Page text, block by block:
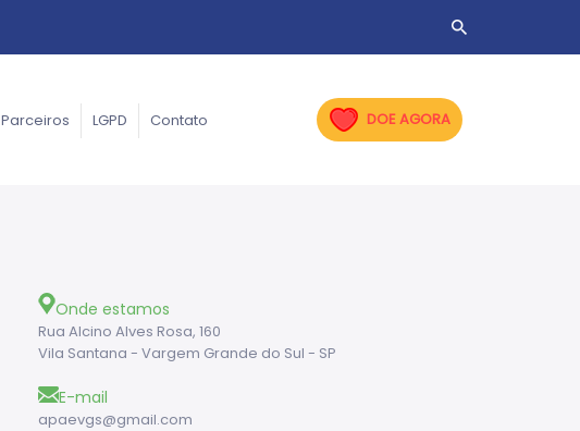
Parceiros LGPD Contato DOE AGORA
Onde estamos
Rua Alcino Alves Rosa, 160
Vila Santana - Vargem Grande do Sul - SP
E-mail
apaevgs@gmail.com